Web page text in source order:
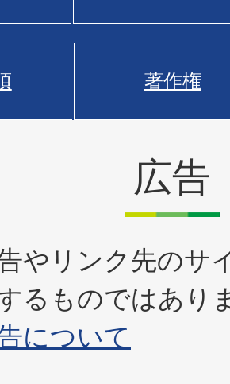
著作権
広告
やリンク先のサ
るものではあり
について